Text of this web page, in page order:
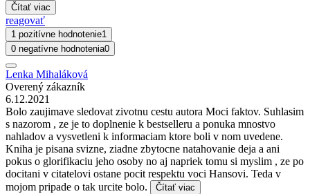
Čítať viac
reagovať
1 pozitívne hodnotenie1
0 negatívne hodnotenia0
Lenka Mihaláková
Overený zákazník
6.12.2021
Bolo zaujimave sledovat zivotnu cestu autora Moci faktov. Suhlasim
s nazorom , ze je to doplnenie k bestselleru a ponuka mnostvo
nahladov a vysvetleni k informaciam ktore boli v nom uvedene.
Kniha je pisana svizne, ziadne zbytocne natahovanie deja a ani
pokus o glorifikaciu jeho osoby no aj napriek tomu si myslim , ze po
docitani v citatelovi ostane pocit respektu voci Hansovi. Teda v
mojom pripade o tak urcite bolo.
Čítať viac